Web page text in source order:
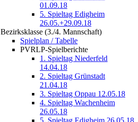
01.09.18
5. Spieltag Edigheim
26.05.+29.09.18
Bezirksklasse (3./4. Mannschaft)
Spielplan / Tabelle
PVRLP-Spielberichte
1. Spieltag Niederfeld
14.04.18
2. Spieltag Grünstadt
21.04.18
3. Spieltag Oppau 12.05.18
4. Spieltag Wachenheim
26.05.18
5. Spieltag Edigheim 26.05.18